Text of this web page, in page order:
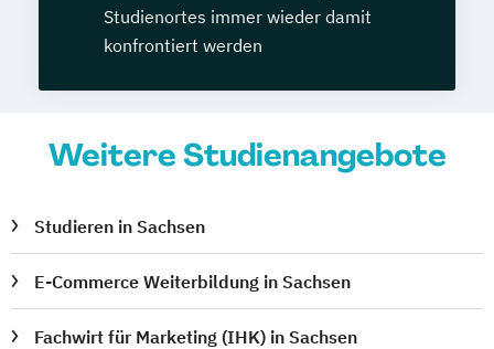
Studienortes immer wieder damit
konfrontiert werden
Weitere Studienangebote
Studieren in Sachsen
E-Commerce Weiterbildung in Sachsen
Fachwirt für Marketing (IHK) in Sachsen